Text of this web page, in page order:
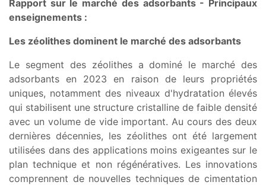
Rapport sur le marché des adsorbants - Principaux
enseignements :
Les zéolithes dominent le marché des adsorbants
Le segment des zéolithes a dominé le marché des
adsorbants en 2023 en raison de leurs propriétés
uniques, notamment des niveaux d'hydratation élevés
qui stabilisent une structure cristalline de faible densité
avec un volume de vide important. Au cours des deux
dernières décennies, les zéolithes ont été largement
utilisées dans des applications moins exigeantes sur le
plan technique et non régénératives. Les innovations
comprennent de nouvelles techniques de cimentation